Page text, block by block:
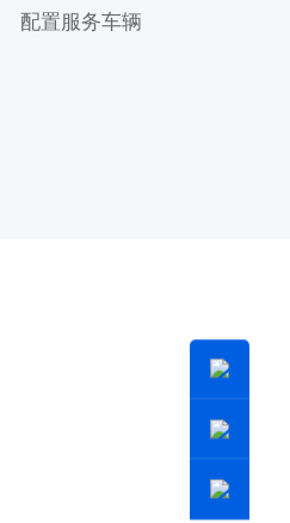
配置服务车辆